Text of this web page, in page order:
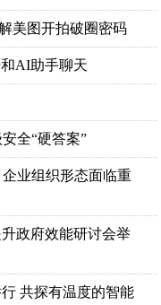
美图开拍破圈密码
AI助手聊天
全“硬答案”
业组织形态面临重
政府效能研讨会举
共探有温度的智能